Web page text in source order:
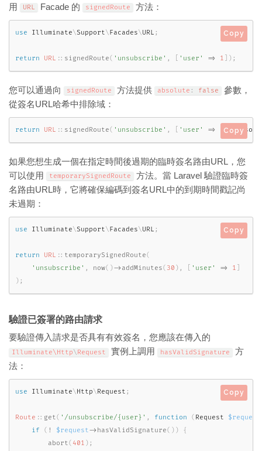
用 URL Facade 的 signedRoute 方法：
use Illuminate\Support\Facades\URL ;
return URL :: signedRoute( 'unsubscribe' , 'user' => 1 ) ;
Copy
您可以通過向 signedRoute 方法提供 absolute : false
參數，
從簽名URL哈希中排除域：
return URL :: signedRoute( 'unsubscribe' , 'user' => ] ,
Copy
如果您想生成一個在指定時間後過期的臨時簽名路由URL，您
可以使用
temporarySignedRoute
方法。當 Laravel 驗證臨時簽
名路由URL時，它將確保編碼到簽名URL中的到期時間戳記尚
未過期：
use Illuminate\Support\ Facades\URL ;
return URL :: temporarySignedRoute(
'unsubscribe' , now( ) -> addMinutes( 30 ) , 'user' => 1
) ;
Copy
驗證已簽署的路由請求
要驗證傳入請求是否具有有效簽名，您應該在傳入的
Illuminate\ Http\ Request 實例上調用 hasValidSignature
方
法：
use Illuminate\ Http\ Request ;
Route :: get ( '/unsubscribe/{user}' , function ( Request $request
if
( ! $request-> hasValidSignature( ) )
{
abort( 401 ) ;
Copy